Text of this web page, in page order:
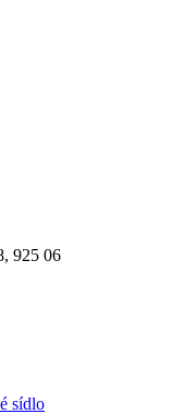
925 06
sídlo